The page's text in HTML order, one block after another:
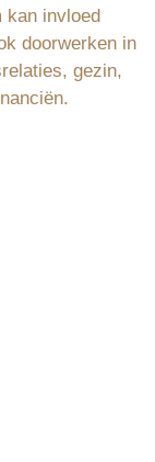
kan invloed
doorwerken in
gezin,